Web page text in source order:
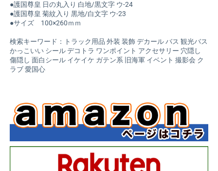
●護国尊皇 日の丸入り 白地/黒文字 ウ-24
●護国尊皇 菊紋入り 黒地/白文字 ウ-23
●サイズ 100×260ｍｍ
検索キーワード：トラック用品 外装 装飾 デカール バス 観光バス
かっこいい シール デコトラ ワンポイント アクセサリー 穴隠し
傷隠し 面白シール イケイケ ガテン系 旧海軍 イベント 撮影会 ク
ラブ 愛国心